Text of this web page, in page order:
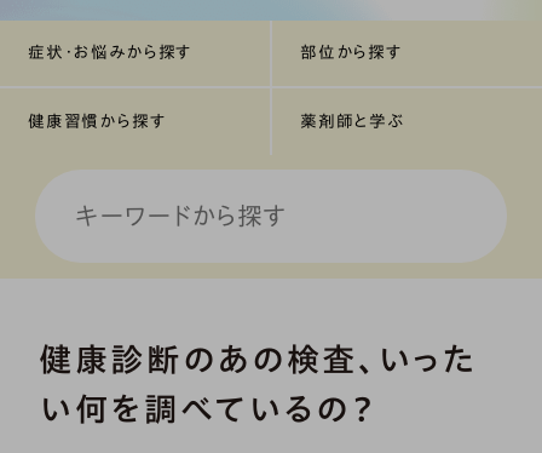
症状・お悩みから探す 部位から探す
健康習慣から探す 薬剤師と学ぶ
健康診断のあの検査、いった
い何を調べているの？